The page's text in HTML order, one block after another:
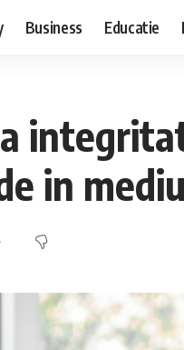
Business Educatie
in